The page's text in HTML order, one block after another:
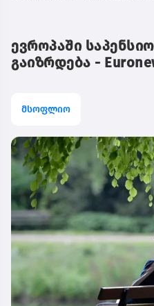
ევროპაში
გაიზრდება -
მსოფლიო